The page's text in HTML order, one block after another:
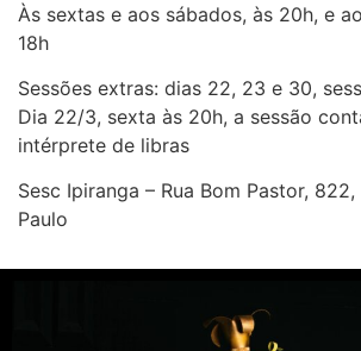
Às sextas e aos sábados, às 20h, e
18h
Sessões extras: dias 22, 23 e 30,
Dia 22/3, sexta às 20h, a sessão
intérprete de libras
Sesc Ipiranga – Rua Bom Pastor,
Paulo